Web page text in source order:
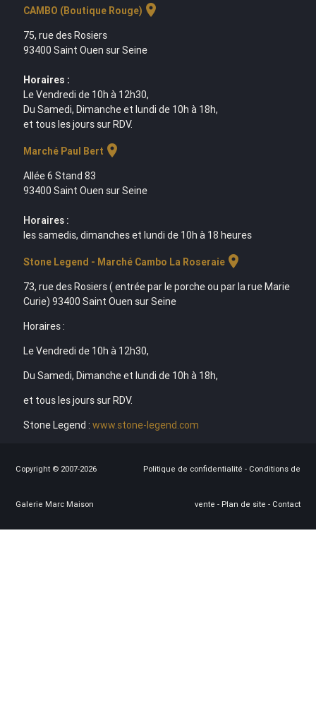
CAMBO (Boutique Rouge) location_on
75, rue des Rosiers
93400 Saint Ouen sur Seine
Horaires :
Le Vendredi de 10h à 12h30,
Du Samedi, Dimanche et lundi de 10h à 18h,
et tous les jours sur RDV.
Marché Paul Bert location_on
Allée 6 Stand 83
93400 Saint Ouen sur Seine
Horaires :
les samedis, dimanches et lundi de 10h à 18 heures
Stone Legend - Marché Cambo La Roseraielocation_on
73, rue des Rosiers ( entrée par le porche ou par la rue Marie
Curie) 93400 Saint Ouen sur Seine
Horaires :
Le Vendredi de 10h à 12h30,
Du Samedi, Dimanche et lundi de 10h à 18h,
et tous les jours sur RDV.
Stone Legend : www.stone-legend.com
Copyright © 2007-2026
Galerie Marc Maison
Politique de confidentialité - Conditions de
vente - Plan de site - Contact